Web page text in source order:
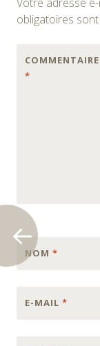
obligatoires
COMMENTAIRE
*
NOM *
E-MAIL *